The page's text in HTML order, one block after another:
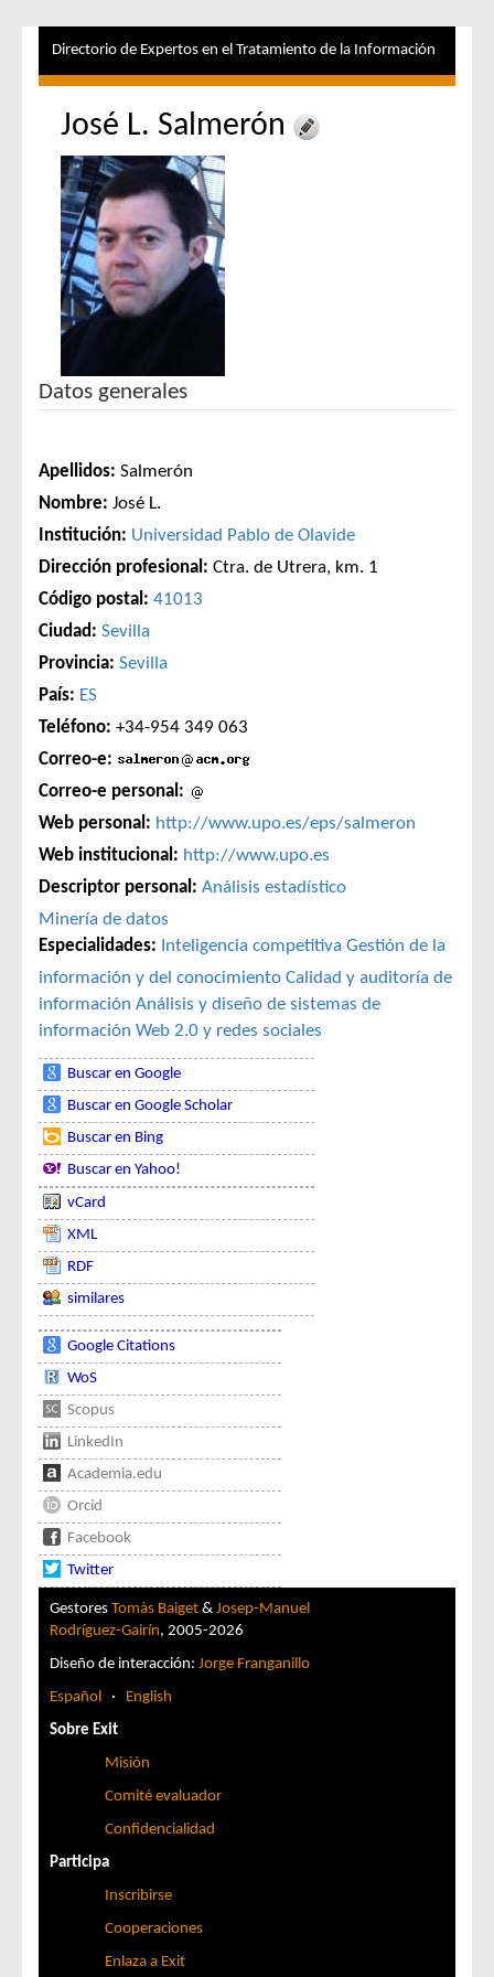
Directorio de Expertos en el Tratamiento de la Información
José L. Salmerón
Datos generales
Apellidos: Salmerón
Nombre: José L.
Institución: Universidad Pablo de Olavide
Dirección profesional: Ctra. de Utrera, km. 1
Código postal: 41013
Ciudad: Sevilla
Provincia: Sevilla
País: ES
Teléfono: +34-954 349 063
Correo-e:
Correo-e personal:
Web personal: http://www.upo.es/eps/salmeron
Web institucional: http://www.upo.es
Descriptor personal: Análisis estadístico
Minería de datos
Especialidades: Inteligencia competitiva Gestión de la
información y del conocimiento Calidad y auditoría de
información Análisis y diseño de sistemas de
información Web 2.0 y redes sociales
Buscar en Google
Buscar en Google Scholar
Buscar en Bing
Buscar en Yahoo!
vCard
XML
RDF
similares
Google Citations
WoS
Scopus
LinkedIn
Academia.edu
Orcid
Facebook
Twitter
Gestores Tomàs Baiget & Josep-Manuel
Rodríguez-Gairín, 2005-2026
Diseño de interacción: Jorge Franganillo
Español · English
Sobre Exit
Misión
Comité evaluador
Confidencialidad
Participa
Inscribirse
Cooperaciones
Enlaza a Exit